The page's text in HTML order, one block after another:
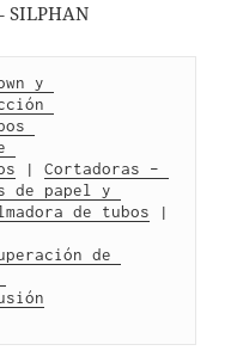
SILPHAN
y
| Cortadoras –
de papel y
de tubos |
de